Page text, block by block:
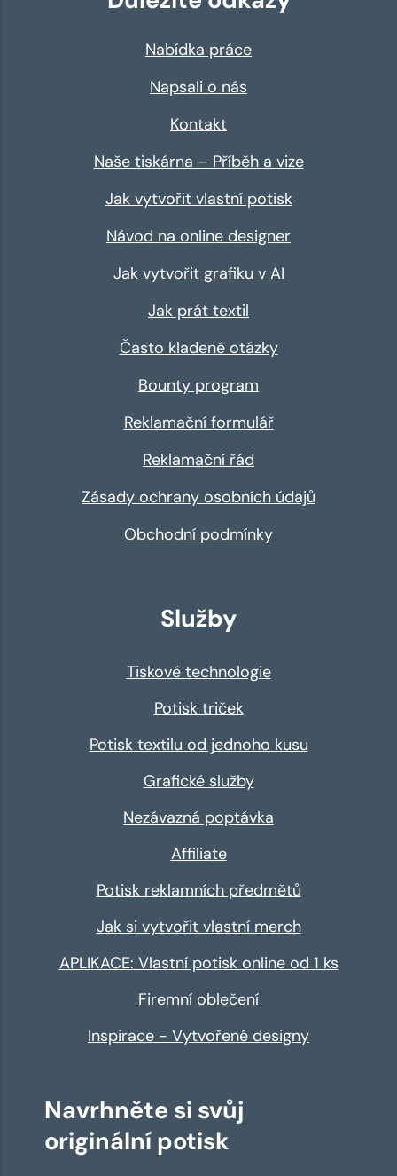
Nabídka práce
Napsali o nás
Kontakt
Naše tiskárna – Příběh a vize
Jak vytvořit vlastní potisk
Návod na online designer
Jak vytvořit grafiku v AI
Jak prát textil
Často kladené otázky
Bounty program
Reklamační formulář
Reklamační řád
Zásady ochrany osobních údajů
Obchodní podmínky
Služby
Tiskové technologie
Potisk triček
Potisk textilu od jednoho kusu
Grafické služby
Nezávazná poptávka
Affiliate
Potisk reklamních předmětů
Jak si vytvořit vlastní merch
APLIKACE: Vlastní potisk online od 1 ks
Firemní oblečení
Inspirace - Vytvořené designy
Navrhněte si svůj
originální potisk